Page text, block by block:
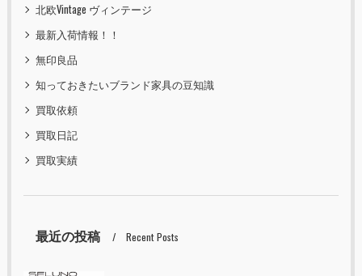
北欧Vintage ヴィンテージ
最新入荷情報！！
無印良品
知っておきたいブランド家具の豆知識
買取依頼
買取日記
買取実績
最近の投稿 Recent Posts